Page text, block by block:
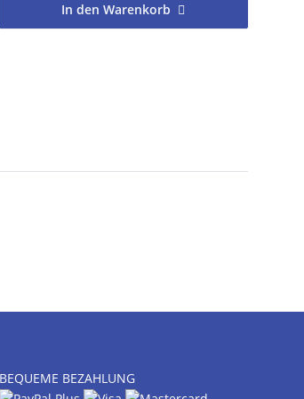
In den Warenkorb
BEQUEME BEZAHLUNG